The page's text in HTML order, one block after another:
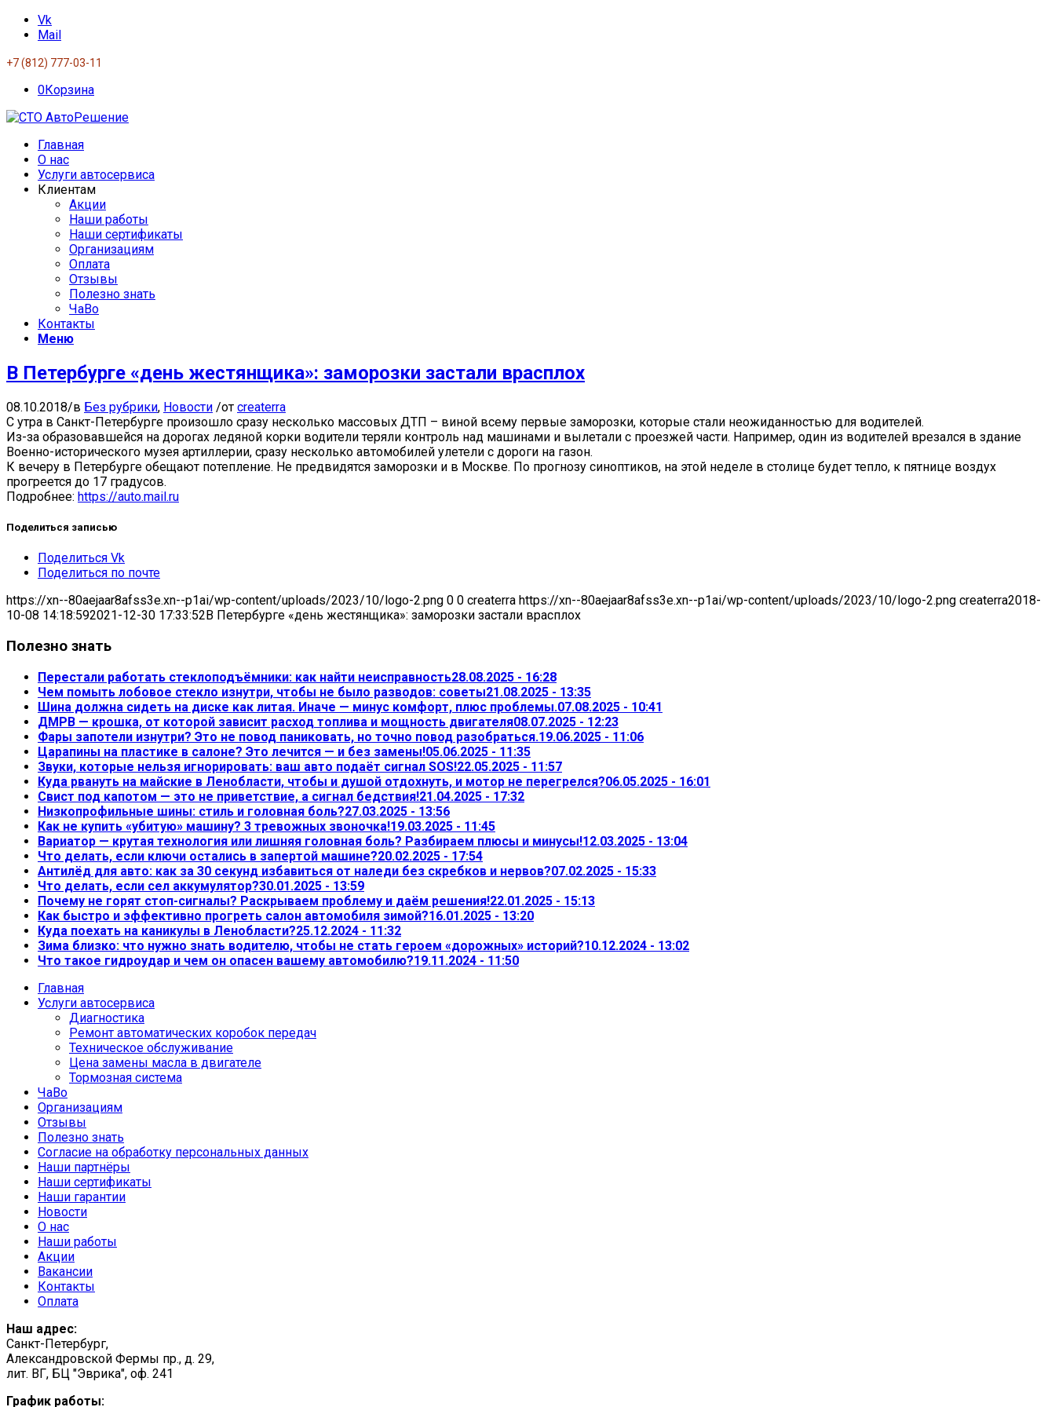
Vk
Mail
+7 (812) 777-03-11
0Корзина
Главная
О нас
Услуги автосервиса
Клиентам
Акции
Наши работы
Наши сертификаты
Организациям
Оплата
Отзывы
Полезно знать
ЧаВо
Контакты
Меню
В Петербурге «день жестянщика»: заморозки застали врасплох
08.10.2018/в Без рубрики, Новости /от createrra
С утра в Санкт-Петербурге произошло сразу несколько массовых ДТП – виной всему первые заморозки, которые стали неожиданностью для водителей.
Из-за образовавшейся на дорогах ледяной корки водители теряли контроль над машинами и вылетали с проезжей части. Например, один из водителей врезался в здание
Военно-исторического музея артиллерии, сразу несколько автомобилей улетели с дороги на газон.
К вечеру в Петербурге обещают потепление. Не предвидятся заморозки и в Москве. По прогнозу синоптиков, на этой неделе в столице будет тепло, к пятнице воздух
прогреется до 17 градусов.
Подробнее: https://auto.mail.ru
Поделиться записью
Поделиться Vk
Поделиться по почте
https://xn--80aejaar8afss3e.xn--p1ai/wp-content/uploads/2023/10/logo-2.png 0 0 createrra https://xn--80aejaar8afss3e.xn--p1ai/wp-content/uploads/2023/10/logo-2.png createrra2018-
10-08 14:18:592021-12-30 17:33:52 В Петербурге «день жестянщика»: заморозки застали врасплох
Полезно знать
Перестали работать стеклоподъёмники: как найти неисправность28.08.2025 - 16:28
Чем помыть лобовое стекло изнутри, чтобы не было разводов: советы21.08.2025 - 13:35
Шина должна сидеть на диске как литая. Иначе — минус комфорт, плюс проблемы.07.08.2025 - 10:41
ДМРВ — крошка, от которой зависит расход топлива и мощность двигателя08.07.2025 - 12:23
Фары запотели изнутри? Это не повод паниковать, но точно повод разобраться.19.06.2025 - 11:06
Царапины на пластике в салоне? Это лечится — и без замены!05.06.2025 - 11:35
Звуки, которые нельзя игнорировать: ваш авто подаёт сигнал SOS!22.05.2025 - 11:57
Куда рвануть на майские в Ленобласти, чтобы и душой отдохнуть, и мотор не перегрелся?06.05.2025 - 16:01
Свист под капотом — это не приветствие, а сигнал бедствия!21.04.2025 - 17:32
Низкопрофильные шины: стиль и головная боль?27.03.2025 - 13:56
Как не купить «убитую» машину? 3 тревожных звоночка!19.03.2025 - 11:45
Вариатор — крутая технология или лишняя головная боль? Разбираем плюсы и минусы!12.03.2025 - 13:04
Что делать, если ключи остались в запертой машине?20.02.2025 - 17:54
Антилёд для авто: как за 30 секунд избавиться от наледи без скребков и нервов?07.02.2025 - 15:33
Что делать, если сел аккумулятор?30.01.2025 - 13:59
Почему не горят стоп-сигналы? Раскрываем проблему и даём решения!22.01.2025 - 15:13
Как быстро и эффективно прогреть салон автомобиля зимой?16.01.2025 - 13:20
Куда поехать на каникулы в Ленобласти?25.12.2024 - 11:32
Зима близко: что нужно знать водителю, чтобы не стать героем «дорожных» историй?10.12.2024 - 13:02
Что такое гидроудар и чем он опасен вашему автомобилю?19.11.2024 - 11:50
Главная
Услуги автосервиса
Диагностика
Ремонт автоматических коробок передач
Техническое обслуживание
Цена замены масла в двигателе
Тормозная система
ЧаВо
Организациям
Отзывы
Полезно знать
Согласие на обработку персональных данных
Наши партнёры
Наши сертификаты
Наши гарантии
Новости
О нас
Наши работы
Акции
Вакансии
Контакты
Оплата
Наш адрес:
Санкт-Петербург,
Александровской Фермы пр., д. 29,
лит. ВГ, БЦ "Эврика", оф. 241
График работы: